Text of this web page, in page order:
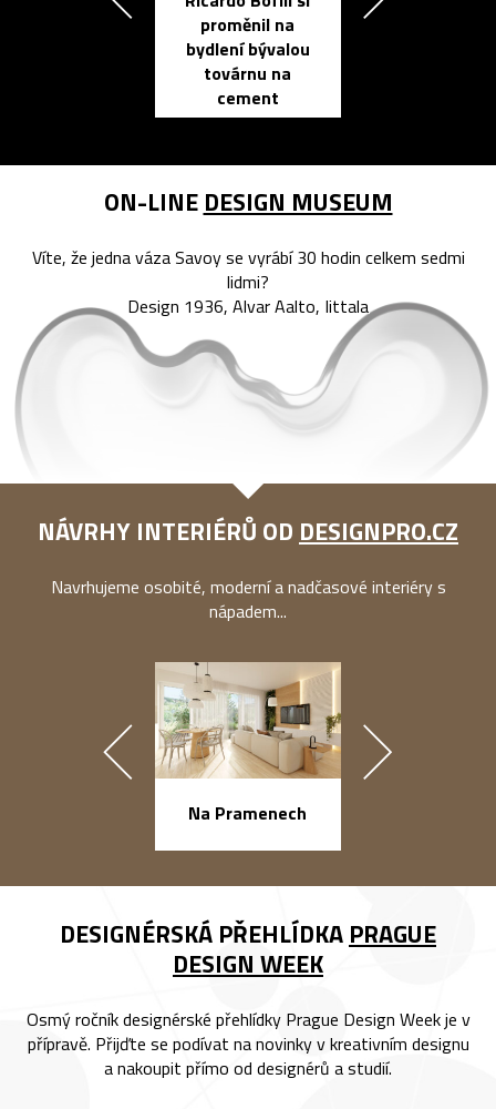
proměnil na
bydlení bývalou
továrnu na
cement
ON-LINE DESIGN MUSEUM
Víte, že jedna váza Savoy se vyrábí 30 hodin celkem sedmi
lidmi?
Design 1936, Alvar Aalto, Iittala
NÁVRHY INTERIÉRŮ OD DESIGNPRO.CZ
Navrhujeme osobité, moderní a nadčasové interiéry s
nápadem...
Na Pramenech
DESIGNÉRSKÁ PŘEHLÍDKA PRAGUE
DESIGN WEEK
Osmý ročník designérské přehlídky Prague Design Week je v
přípravě. Přijďte se podívat na novinky v kreativním designu
a nakoupit přímo od designérů a studií.